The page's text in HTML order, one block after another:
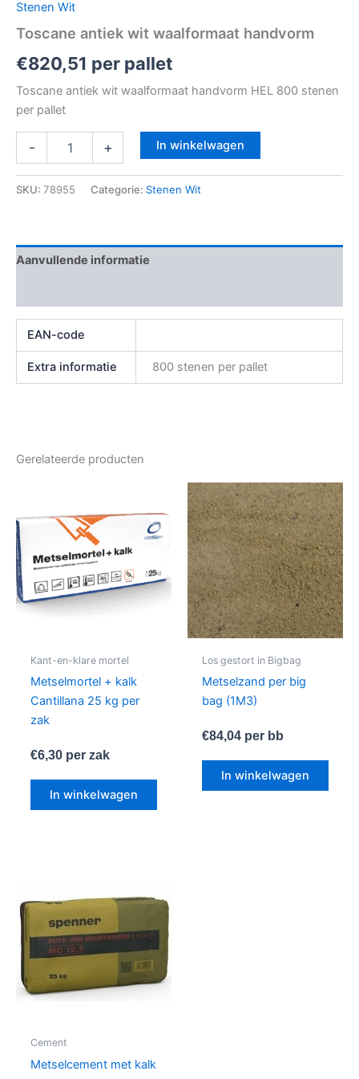
Stenen Wit
Toscane antiek wit waalformaat handvorm
€820,51 per pallet
Toscane antiek wit waalformaat handvorm HEL 800 stenen
per pallet
- + In winkelwagen
SKU: 78955 Categorie: Stenen Wit
Aanvullende informatie
EAN-code
Extra informatie 800 stenen per pallet
Gerelateerde producten
Kant-en-klare mortel
Metselmortel + kalk
Cantillana 25 kg per
zak
€6,30per zak
In winkelwagen
Los gestort in Bigbag
Metselzand per big
bag (1M3)
€84,04per bb
In winkelwagen
Cement
Metselcement met kalk